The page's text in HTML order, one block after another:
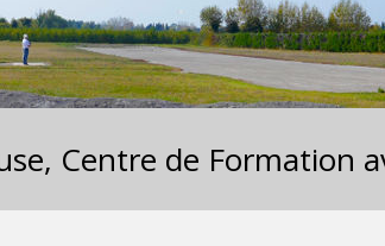
Centre de Formation